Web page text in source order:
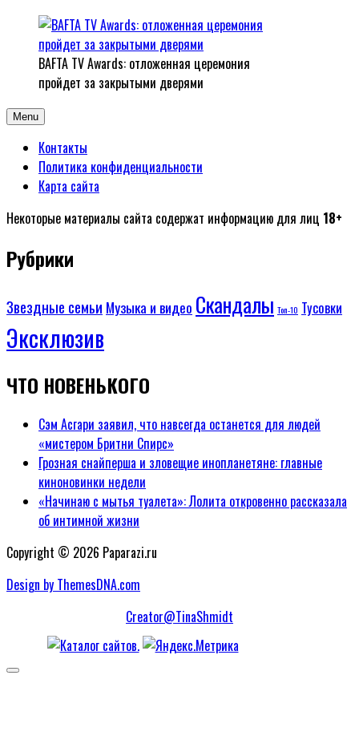
BAFTA TV Awards: отложенная церемония
пройдет за закрытыми дверями
Menu
Контакты
Политика конфиденциальности
Карта сайта
Некоторые материалы сайта содержат информацию для лиц 18+
Рубрики
Звездные семьи Музыка и видео Скандалы Топ-10 Тусовки
Эксклюзив
ЧТО НОВЕНЬКОГО
Сэм Асгари заявил, что навсегда останется для людей
«мистером Бритни Спирс»
Грозная снайперша и зловещие инопланетяне: главные
киноновинки недели
«Начинаю с мытья туалета»: Лолита откровенно рассказала
об интимной жизни
Copyright © 2026 Paparazi.ru
Design by ThemesDNA.com
Creator@TinaShmidt
Scroll